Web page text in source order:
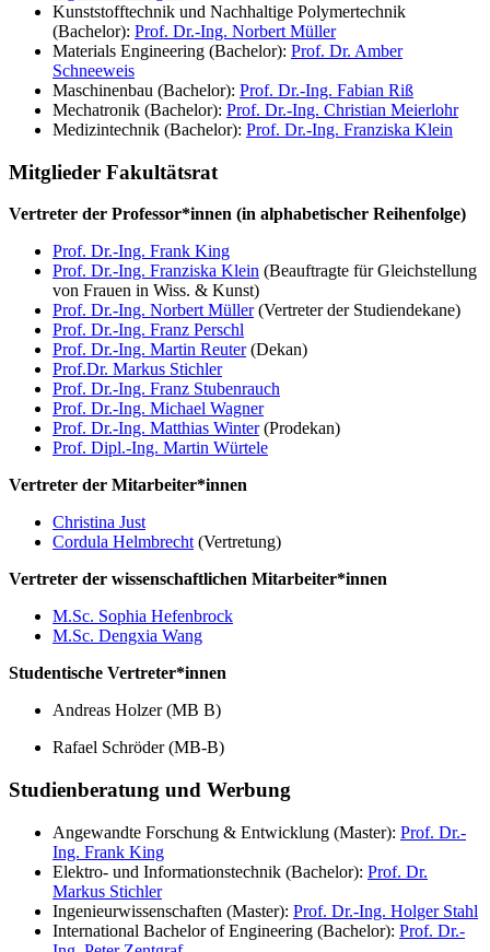
Kunststofftechnik und Nachhaltige Polymertechnik
(Bachelor): Prof. Dr.-Ing. Norbert Müller
Materials Engineering (Bachelor): Prof. Dr. Amber
Schneeweis
Maschinenbau (Bachelor): Prof. Dr.-Ing. Fabian Riß
Mechatronik (Bachelor): Prof. Dr.-Ing. Christian Meierlohr
Medizintechnik (Bachelor): Prof. Dr.-Ing. Franziska Klein
Mitglieder Fakultätsrat
Vertreter der Professor*innen (in alphabetischer Reihenfolge)
Prof. Dr.-Ing. Frank King
Prof. Dr.-Ing. Franziska Klein (Beauftragte für Gleichstellung
von Frauen in Wiss. & Kunst)
Prof. Dr.-Ing. Norbert Müller(Vertreter der Studiendekane)
Prof. Dr.-Ing. Franz Perschl
Prof. Dr.-Ing. Martin Reuter(Dekan)
Prof.Dr. Markus Stichler
Prof. Dr.-Ing. Franz Stubenrauch
Prof. Dr.-Ing. Michael Wagner
Prof. Dr.-Ing. Matthias Winter(Prodekan)
Prof. Dipl.-Ing. Martin Würtele
Vertreter der Mitarbeiter*innen
Christina Just
Cordula Helmbrecht (Vertretung)
Vertreter der wissenschaftlichen Mitarbeiter*innen
M.Sc. Sophia Hefenbrock
M.Sc. Dengxia Wang
Studentische Vertreter*innen
Andreas Holzer (MB B)
Rafael Schröder (MB-B)
Studienberatung und Werbung
Angewandte Forschung & Entwicklung (Master): Prof. Dr.-
Ing. Frank King
Elektro- und Informationstechnik (Bachelor): Prof. Dr.
Markus Stichler
Ingenieurwissenschaften (Master): Prof. Dr.-Ing. Holger Stahl
International Bachelor of Engineering (Bachelor): Prof. Dr.-